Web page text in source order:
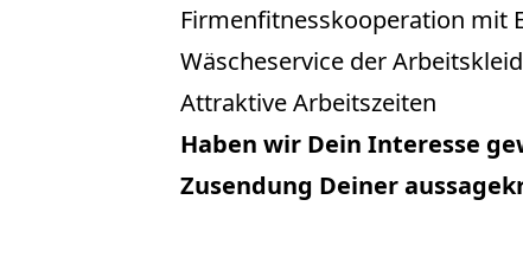
Firmenfitnesskooperation mit
Wäscheservice der
Attraktive Arbeitszeiten
Haben wir Dein Interesse
Zusendung Deiner